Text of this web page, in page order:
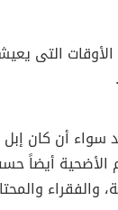
التى
سواء أن كان
أيضاً